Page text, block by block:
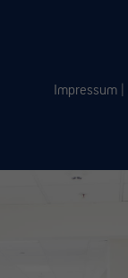
Impressum